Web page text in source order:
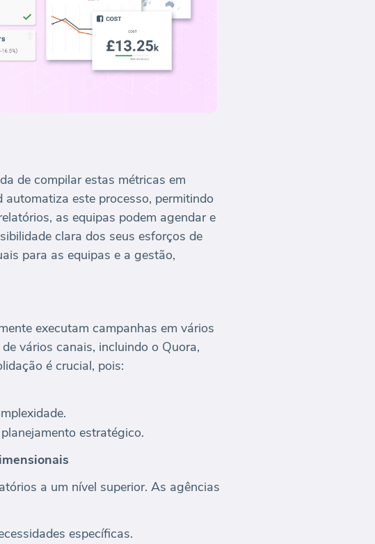
de compilar estas métricas em
este processo, permitindo
as equipas podem agendar e
clara dos seus esforços de
para as equipas e a gestão,
executam campanhas em vários
vários canais, incluindo o Quora,
é crucial, pois:
estratégico.
a um nível superior. As agências
específicas.